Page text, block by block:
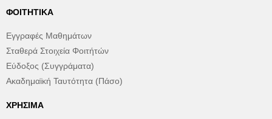
ΦΟΙΤΗΤΙΚΆ
Εγγραφές Μαθημάτων
Σταθερά Στοιχεία Φοιτήτών
Εύδοξος (Συγγράματα)
Ακαδημαϊκή Ταυτότητα (Πάσο)
ΧΡΉΣΙΜΑ